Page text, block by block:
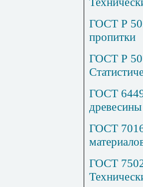
ГОСТ Р
пропитки
ГОСТ Р
ГОСТ
ГОСТ
ГОСТ